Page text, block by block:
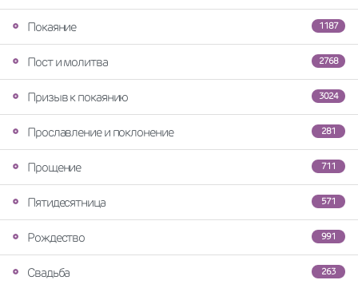
1187
Покаяние
2768
Пост и молитва
3024
Призыв к покаянию
281
Прославление и поклонение
711
Прощение
571
Пятидесятница
991
Рождество
263
Свадьба